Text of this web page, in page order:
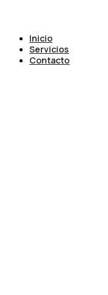
Inicio
Servicios
Contacto